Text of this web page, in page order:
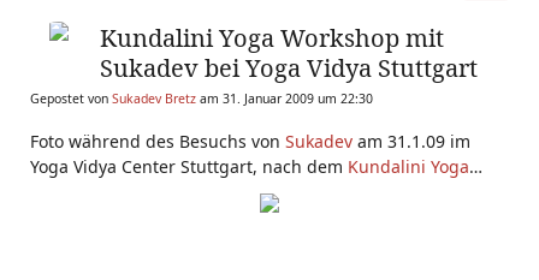
Kundalini Yoga Workshop mit
Sukadev bei Yoga Vidya Stuttgart
Gepostet von Sukadev Bretz am 31. Januar 2009 um 22:30
Foto während des Besuchs von Sukadev am 31.1.09 im
Yoga Vidya Center Stuttgart, nach dem Kundalini Yoga
Meditation